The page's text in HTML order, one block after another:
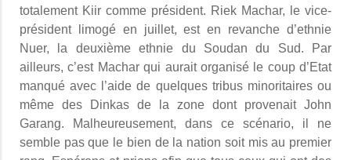
totalement Kiir comme président. Riek Machar, le vice-
président limogé en juillet, est en revanche d’ethnie
Nuer, la deuxième ethnie du Soudan du Sud. Par
ailleurs, c’est Machar qui aurait organisé le coup d’Etat
manqué avec l’aide de quelques tribus minoritaires ou
même des Dinkas de la zone dont provenait John
Garang. Malheureusement, dans ce scénario, il ne
semble pas que le bien de la nation soit mis au premier